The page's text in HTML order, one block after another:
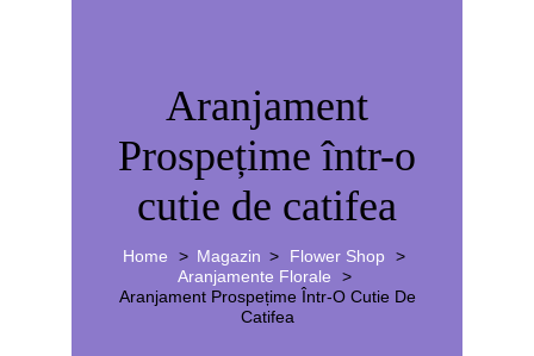
Aranjament
Prospețime într-o
cutie de catifea
Home Magazin
Flower Shop
Aranjamente Florale
Aranjament Prospețime Într-O Cutie De
Catifea
ATELIERE CREAȚIE FLORALĂ
NUNTĂ
CONSULTANȚĂ & CURSURI
BOTEZ
BUCHETE FLORI